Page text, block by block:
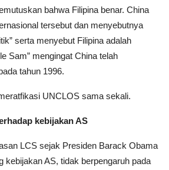
bahwa Filipina benar. China
tersebut dan menyebutnya
serta menyebut Filipina adalah
Sam” mengingat China telah
tahun 1996.
UNCLOS sama sekali.
kebijakan AS
LCS sejak Presiden Barack Obama
kebijakan AS, tidak berpengaruh pada